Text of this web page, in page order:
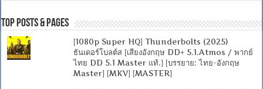
Top Posts & Pages
[1080p Super HQ] Thunderbolts (2025)
ธันเดอร์โบลต์ส [เสียงอังกฤษ DD+ 5.1.Atmos / พากย์
ไทย DD 5.1 Master แท้.] [บรรยาย: ไทย-อังกฤษ
Master] [MKV] [MASTER]